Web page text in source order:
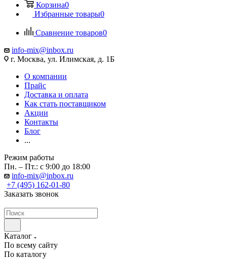
Корзина0
Избранные товары0
Сравнение товаров0
info-mix@inbox.ru
г. Москва, ул. Илимская, д. 1Б
О компании
Прайс
Доставка и оплата
Как стать поставщиком
Акции
Контакты
Блог
...
Режим работы
Пн. – Пт.: с 9:00 до 18:00
info-mix@inbox.ru
+7 (495) 162-01-80
Заказать звонок
Каталог
По всему сайту
По каталогу